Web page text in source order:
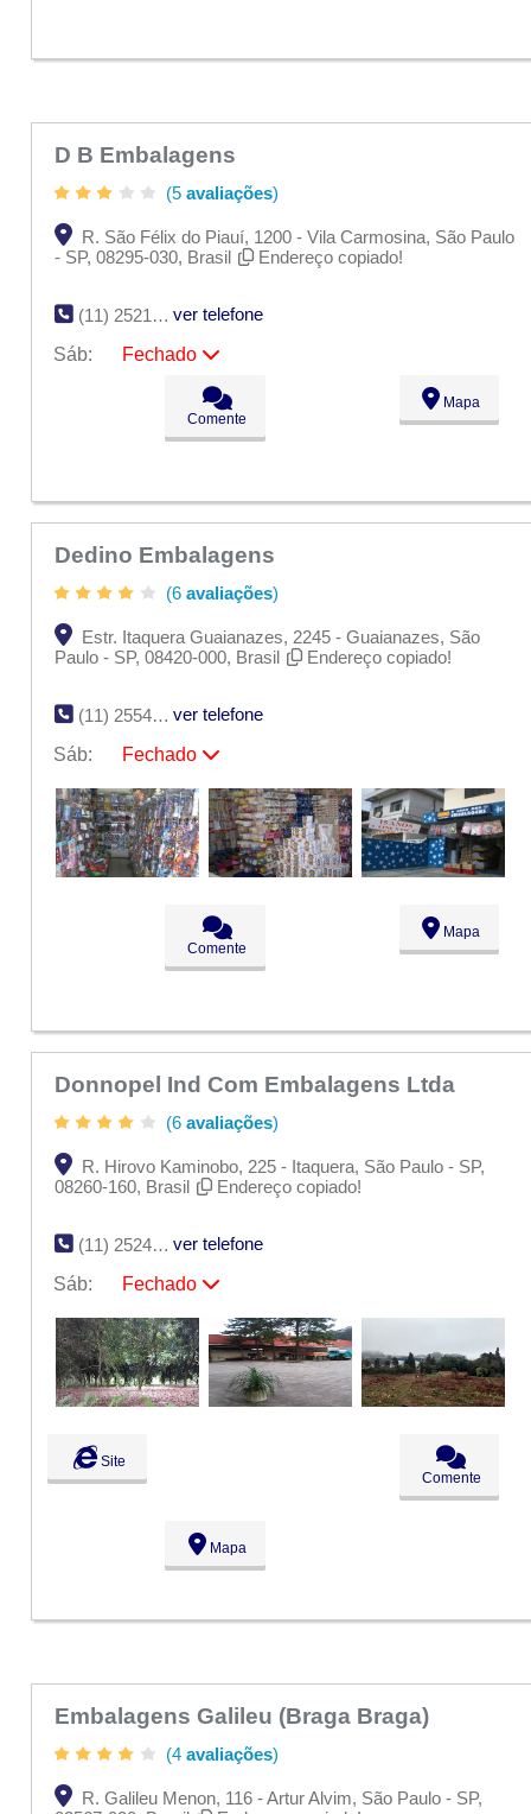
D B Embalagens
(5 avaliações)
R. São Félix do Piauí, 1200 - Vila Carmosina, São Paulo
- SP, 08295-030, Brasil
Endereço copiado!
(11) 2521-7720
ver telefone
Sáb:
Fechado
09:00 - 18:00
09:00 - 18:00
09:00 - 18:00
Comente
Mapa
Dedino Embalagens
(6 avaliações)
Estr. Itaquera Guaianazes, 2245 - Guaianazes, São
Paulo - SP, 08420-000, Brasil
Endereço copiado!
(11) 2554-1074
ver telefone
Sáb:
Fechado
Seg:
09:00 - 18:00
Ter:
09:00 - 18:00
Qua:
09:00 - 18:00
Qui:
09:00 - 18:00
Sex:
09:00 - 18:00
Fechado
Comente
Mapa
Donnopel Ind Com Embalagens Ltda
(6 avaliações)
R. Hirovo Kaminobo, 225 - Itaquera, São Paulo - SP,
08260-160, Brasil
Endereço copiado!
(11) 2524-3778
ver telefone
Sáb:
Fechado
Seg:
09:00 - 18:00
Ter:
09:00 - 18:00
Qua:
09:00 - 18:00
Qui:
09:00 - 18:00
Sex:
09:00 - 18:00
Dom:
Site
Comente
Mapa
Embalagens Galileu (Braga Braga)
(4 avaliações)
R. Galileu Menon, 116 - Artur Alvim, São Paulo - SP,